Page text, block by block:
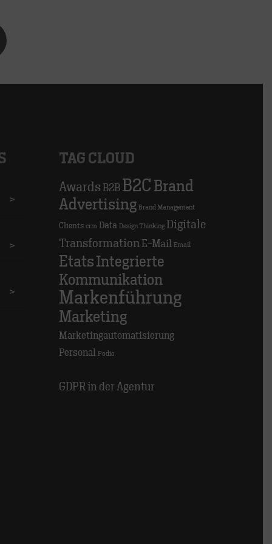
>
>
>
TAG CLOUD
Awards B2B B2C Brand
Advertising Brand Management
Clients crm Data Design Thinking Digitale
Transformation E-Mail Email
Etats Integrierte
Kommunikation
Markenführung
Marketing
Marketingautomatisierung
Personal Podio
GDPR in der Agentur